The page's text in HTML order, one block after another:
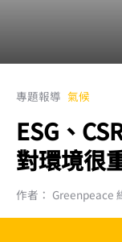
專題報導 氣候
ESG、
對環境很
作者： Greenpeace